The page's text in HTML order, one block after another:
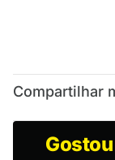
Compartilhar